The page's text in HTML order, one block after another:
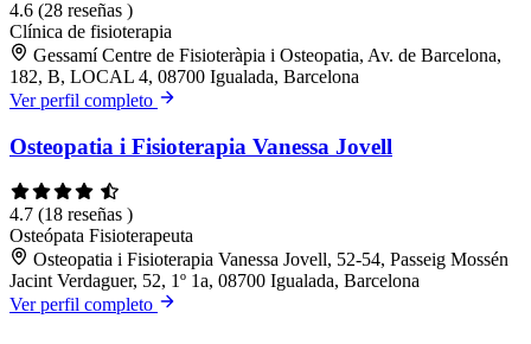
4.6 (28 reseñas )
Clínica de fisioterapia
Gessamí Centre de Fisioteràpia i Osteopatia, Av. de Barcelona,
182, B, LOCAL 4, 08700 Igualada, Barcelona
Ver perfil completo
Osteopatia i Fisioterapia Vanessa Jovell
4.7 (18 reseñas )
Osteópata Fisioterapeuta
Osteopatia i Fisioterapia Vanessa Jovell, 52-54, Passeig Mossén
Jacint Verdaguer, 52, 1º 1a, 08700 Igualada, Barcelona
Ver perfil completo